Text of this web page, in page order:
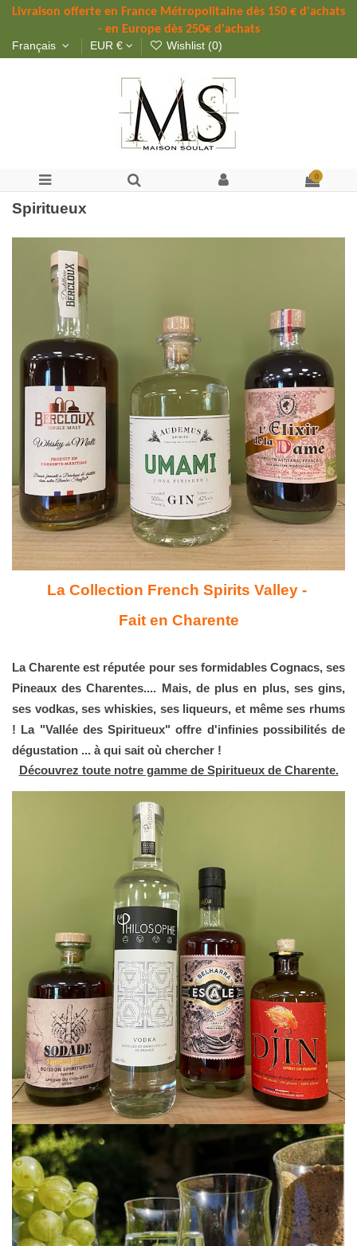
Livraison offerte en France Métropolitaine dès 150 € d'achats
- en Europe dès 250€ d'achats
Français EUR € Wishlist (0)
0
Spiritueux
La Collection French Spirits Valley -
Fait en Charente
La Charente est réputée pour ses formidables Cognacs, ses
Pineaux des Charentes.... Mais, de plus en plus, ses gins,
ses vodkas, ses whiskies, ses liqueurs, et même ses rhums
! La "Vallée des Spiritueux" offre d'infinies possibilités de
dégustation ... à qui sait où chercher !
Découvrez toute notre gamme de Spiritueux de Charente.